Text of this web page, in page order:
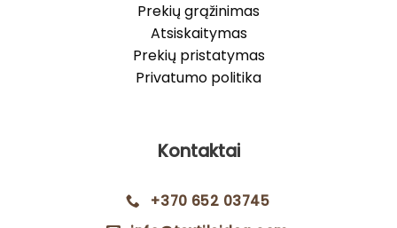
Prekių grąžinimas
Atsiskaitymas
Prekių pristatymas
Privatumo politika
Kontaktai
+370 652 03745